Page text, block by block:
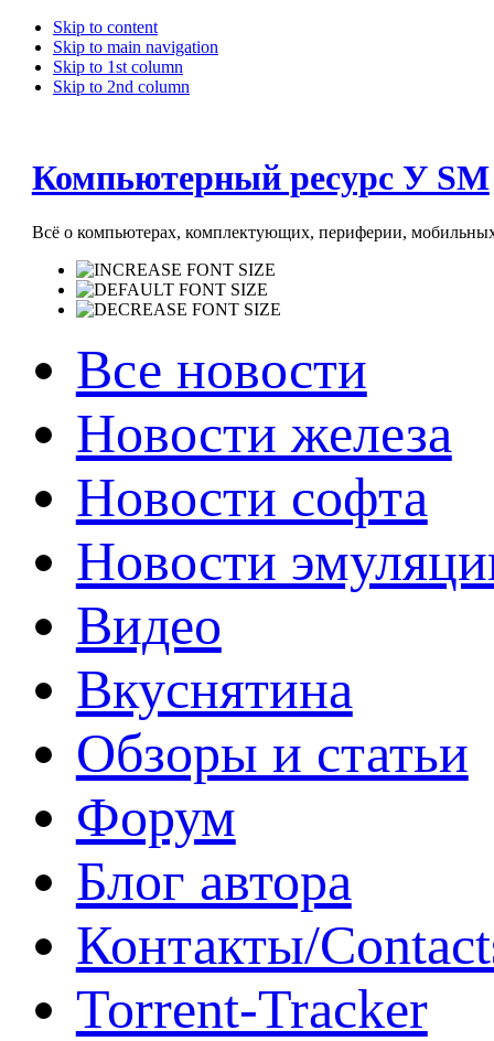
Skip to content
Skip to main navigation
Skip to 1st column
Skip to 2nd column
Компьютерный ресурс У SM
Всё о компьютерах, комплектующих, периферии, мобильных
Все новости
Новости железа
Новости софта
Новости
Видео
Вкуснятина
Обзоры и статьи
Форум
Блог автора
Контакты/
Torrent-Tracker